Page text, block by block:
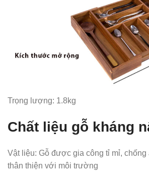
Trọng lượng: 1.8kg
Chất liệu gỗ kháng
Vật liệu: Gỗ được gia công tỉ mỉ, chống
thân thiện với môi trường